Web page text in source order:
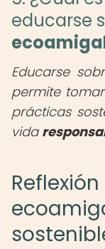
educarse
Educarse
permite
prácticas
vida